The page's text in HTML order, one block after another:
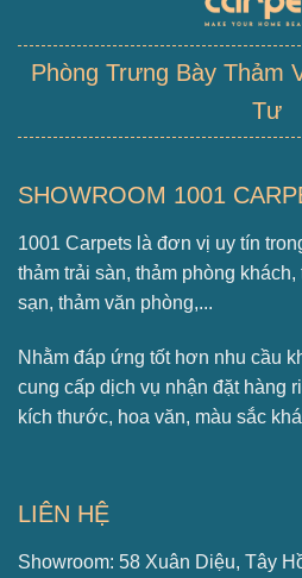
Phòng Trưng Bày Thảm
Tư
SHOWROOM 1001
1001 Carpets là đơn vị uy tín
thảm trải sàn, thảm phòng
sạn, thảm văn phòng,...
Nhằm đáp ứng tốt hơn nhu cầu
cung cấp dịch vụ nhận đặt hàng
kích thước, hoa văn, màu sắc
LIÊN HỆ
Showroom: 58 Xuân Diệu, Tây